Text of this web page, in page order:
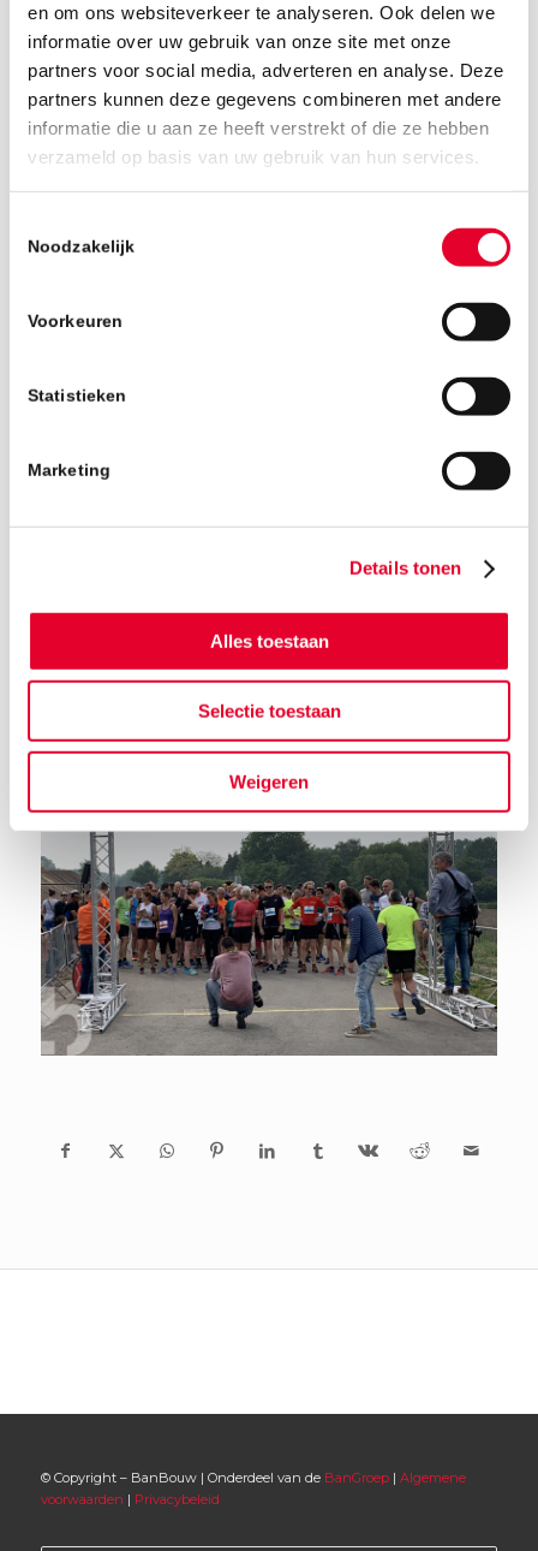
en om ons websiteverkeer te analyseren. Ook delen we
informatie over uw gebruik van onze site met onze
partners voor social media, adverteren en analyse. Deze
partners kunnen deze gegevens combineren met andere
informatie die u aan ze heeft verstrekt of die ze hebben
verzameld op basis van uw gebruik van hun services.
Noodzakelijk
Voorkeuren
Statistieken
Marketing
Details tonen
Alles toestaan
Selectie toestaan
Weigeren
22 mei 2019
© Copyright – BanBouw | Onderdeel van de BanGroep| Algemene
voorwaarden | Privacybeleid